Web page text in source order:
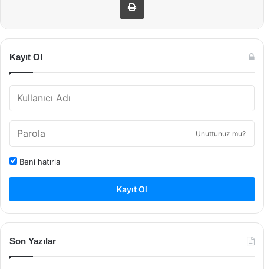
Kayıt Ol
Unuttunuz mu?
Beni hatırla
Kayıt Ol
Son Yazılar